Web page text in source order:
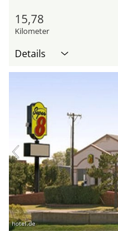
15,78
Kilometer
Details
hotel.de